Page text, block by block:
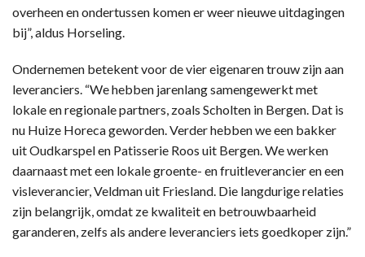
overheen en ondertussen komen er weer nieuwe uitdagingen
bij”, aldus Horseling.
Ondernemen betekent voor de vier eigenaren trouw zijn aan
leveranciers. “We hebben jarenlang samengewerkt met
lokale en regionale partners, zoals Scholten in Bergen. Dat is
nu Huize Horeca geworden. Verder hebben we een bakker
uit Oudkarspel en Patisserie Roos uit Bergen. We werken
daarnaast met een lokale groente- en fruitleverancier en een
visleverancier, Veldman uit Friesland. Die langdurige relaties
zijn belangrijk, omdat ze kwaliteit en betrouwbaarheid
garanderen, zelfs als andere leveranciers iets goedkoper zijn.”